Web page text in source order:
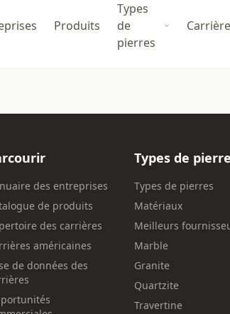
Produits
Types
de
pierres
des entreprises
de produits
des carrières
américaines
de données des
Types de
Types de pierres
Matériaux
Meilleurs
Marble
Granite
Quartzite
Travertine